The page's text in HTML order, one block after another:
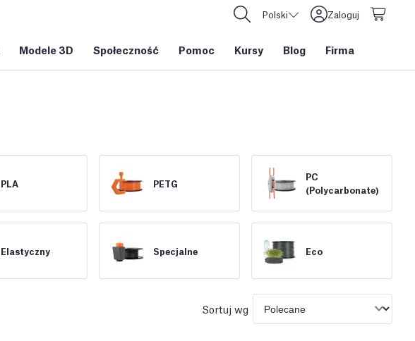
Polski Zaloguj
Modele 3D Społeczność Pomoc Kursy Blog Firma
PLA PETG
PC
(Polycarbonate)
Elastyczny Specjalne Eco
Sortuj wg